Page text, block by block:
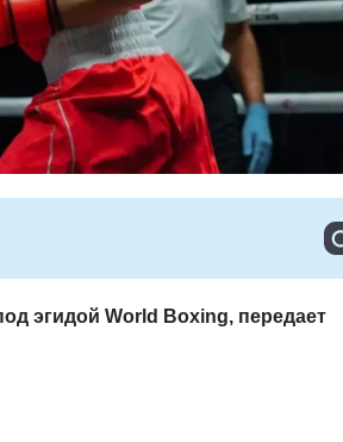
эгидой World Boxing, передает